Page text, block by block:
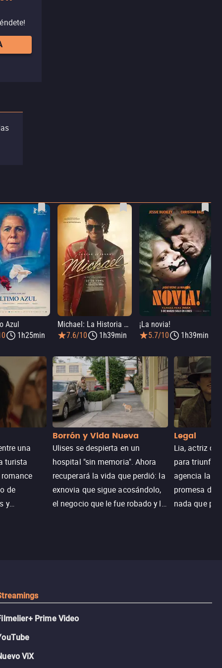
Azul
1h25min
Michael: La Historia De Michael Jackson
7.6/10
1h39min
¡La novia!
5.7/10
1h39min
una
turista
de
y
Borrón y Vida Nueva
Ulises se despierta en un
hospital "sin memoria". Ahora
recuperará la vida que perdió: la
exnovia que sigue acosándolo,
el negocio que le fue robado y la
Legal
Lia, actriz
para triunfar
agencia la
promesa de
nada que
Prime Video
ViX